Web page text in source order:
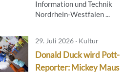
Information und Technik
Nordrhein-Westfalen ...
29. Juli 2026 · Kultur
Donald Duck wird Pott-
Reporter: Mickey Maus